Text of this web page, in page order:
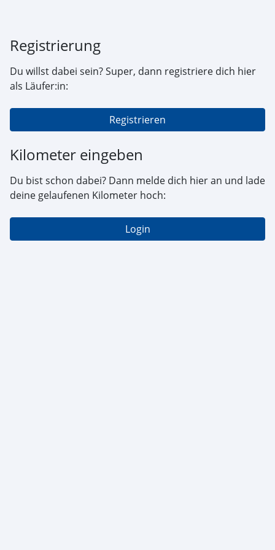
Registrierung
Du willst dabei sein? Super, dann registriere dich hier
als Läufer:in:
Registrieren
Kilometer eingeben
Du bist schon dabei? Dann melde dich hier an und lade
deine gelaufenen Kilometer hoch:
Login